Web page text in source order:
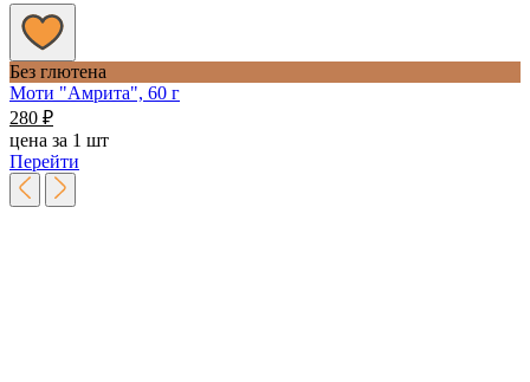
Без глютена
Моти "Амрита", 60 г
280 ₽
цена за 1 шт
Перейти